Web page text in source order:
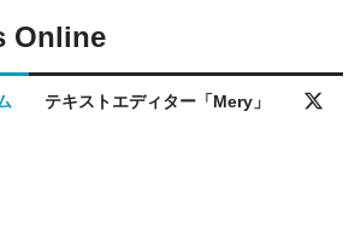
Online
テキストエディター「Mery」